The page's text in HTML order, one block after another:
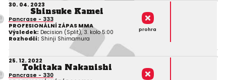
30. 04. 2023
Shinsuke Kamei
Pancrase - 333
PROFESIONÁLNÍ ZÁPAS MMA
Výsledek: Decision (Split), 3. kolo 5:00
Rozhodčí: Shinji Shimamura
prohra
25. 12. 2022
Tokitaka Nakanishi
Pancrase - 330